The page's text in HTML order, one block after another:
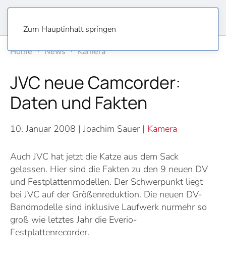
Zum Hauptinhalt springen
Home
News Kamera
JVC neue Camcorder:
Daten und Fakten
10. Januar 2008 | Joachim Sauer | Kamera
Auch JVC hat jetzt die Katze aus dem Sack
gelassen. Hier sind die Fakten zu den 9 neuen DV
und Festplattenmodellen. Der Schwerpunkt liegt
bei JVC auf der Größenreduktion. Die neuen DV-
Bandmodelle sind inklusive Laufwerk nurmehr so
groß wie letztes Jahr die Everio-
Festplattenrecorder.